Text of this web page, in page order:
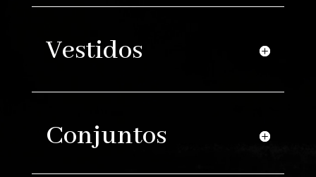
Vestidos
Conjuntos